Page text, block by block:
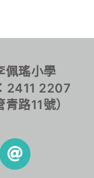
佩瑤小學
2411 2207
青路11號）